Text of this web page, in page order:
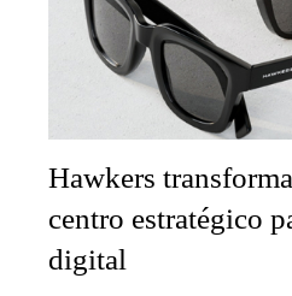
Hawkers
centro estratégico
digital